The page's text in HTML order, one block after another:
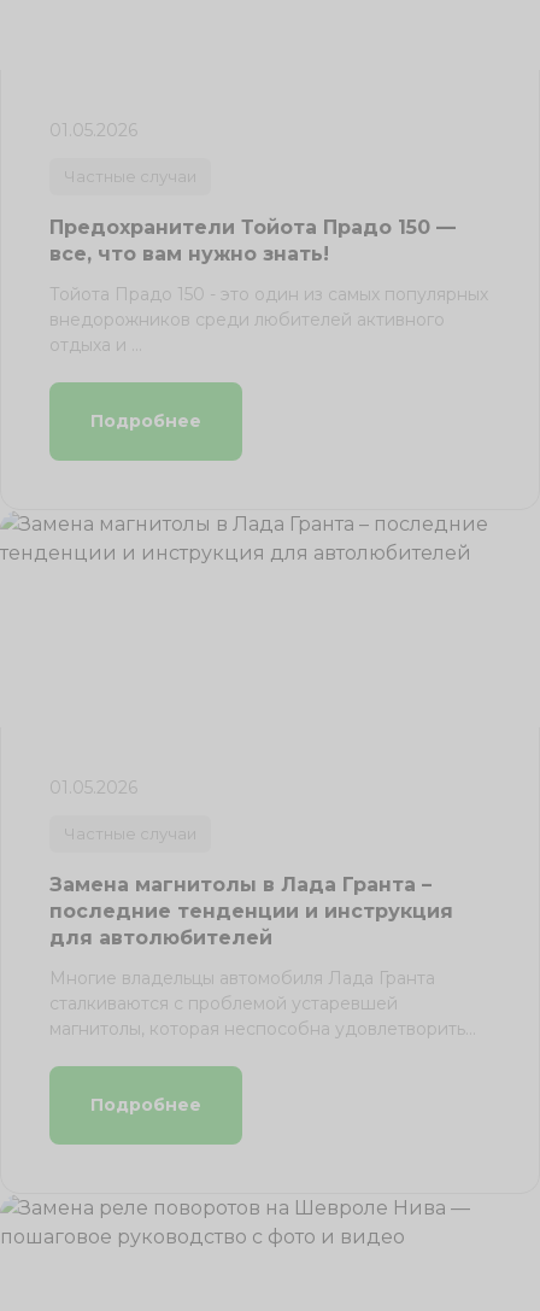
01.05.2026
Частные случаи
Предохранители Тойота Прадо 150 —
все, что вам нужно знать!
Тойота Прадо 150 - это один из самых популярных
внедорожников среди любителей активного
отдыха и ...
Подробнее
01.05.2026
Частные случаи
Замена магнитолы в Лада Гранта –
последние тенденции и инструкция
для автолюбителей
Многие владельцы автомобиля Лада Гранта
сталкиваются с проблемой устаревшей
магнитолы, которая неспособна удовлетворить
Подробнее